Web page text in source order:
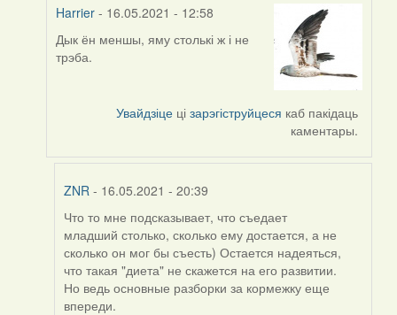
Harrier - 16.05.2021 - 12:58
In
reply
Дык ён меншы, яму столькі ж і не
трэба.
Увайдзіце цізарэгіструйцеся каб пакідаць
каментары.
ZNR - 16.05.2021 - 20:39
In
reply
to
by
Harrier
Что то мне подсказывает, что съедает
младший столько, сколько ему достается, а не
сколько он мог бы съесть) Остается надеяться,
что такая "диета" не скажется на его развитии.
Но ведь основные разборки за кормежку еще
впереди.